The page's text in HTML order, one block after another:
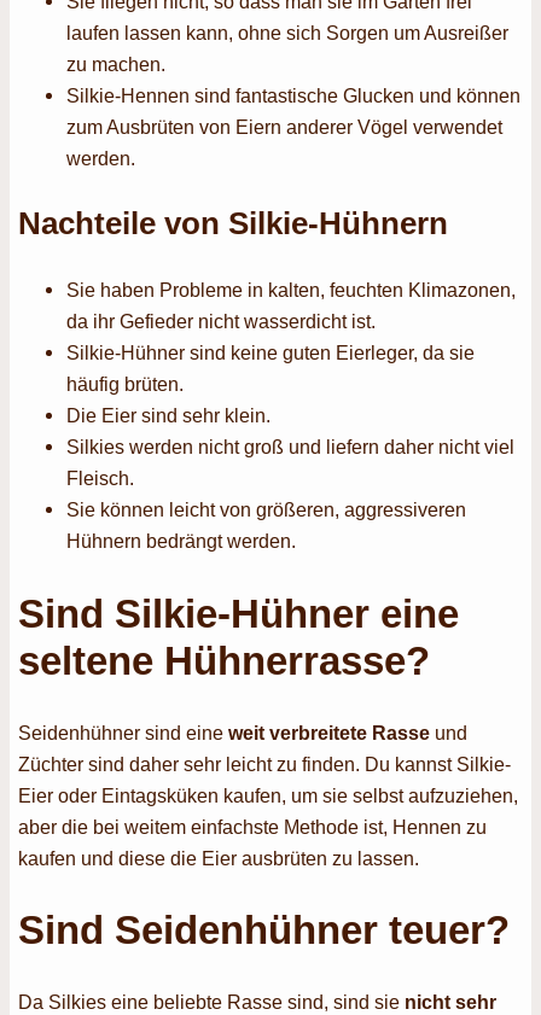
laufen lassen kann, ohne sich Sorgen um Ausreißer
zu machen.
Silkie-Hennen sind fantastische Glucken und können
zum Ausbrüten von Eiern anderer Vögel verwendet
werden.
Nachteile von Silkie-Hühnern
Sie haben Probleme in kalten, feuchten Klimazonen,
da ihr Gefieder nicht wasserdicht ist.
Silkie-Hühner sind keine guten Eierleger, da sie
häufig brüten.
Die Eier sind sehr klein.
Silkies werden nicht groß und liefern daher nicht viel
Fleisch.
Sie können leicht von größeren, aggressiveren
Hühnern bedrängt werden.
Sind Silkie-Hühner eine
seltene Hühnerrasse?
Seidenhühner sind eineweit verbreitete Rasse und
Züchter sind daher sehr leicht zu finden. Du kannst Silkie-
Eier oder Eintagsküken kaufen, um sie selbst aufzuziehen,
aber die bei weitem einfachste Methode ist, Hennen zu
kaufen und diese die Eier ausbrüten zu lassen.
Sind Seidenhühner teuer?
Da Silkies eine beliebte Rasse sind, sind sie nicht sehr